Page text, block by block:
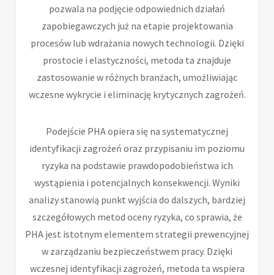
pozwala na podjęcie odpowiednich działań
zapobiegawczych już na etapie projektowania
procesów lub wdrażania nowych technologii. Dzięki
prostocie i elastyczności, metoda ta znajduje
zastosowanie w różnych branżach, umożliwiając
wczesne wykrycie i eliminację krytycznych zagrożeń.
Podejście PHA opiera się na systematycznej
identyfikacji zagrożeń oraz przypisaniu im poziomu
ryzyka na podstawie prawdopodobieństwa ich
wystąpienia i potencjalnych konsekwencji. Wyniki
analizy stanowią punkt wyjścia do dalszych, bardziej
szczegółowych metod oceny ryzyka, co sprawia, że
PHA jest istotnym elementem strategii prewencyjnej
w zarządzaniu bezpieczeństwem pracy. Dzięki
wczesnej identyfikacji zagrożeń, metoda ta wspiera